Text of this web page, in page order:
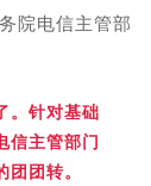
院电信主管部
。针对基础
信主管部门
团转。